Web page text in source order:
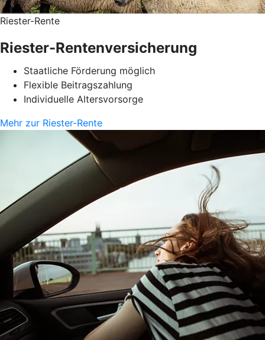
Riester-Rente
Riester-Rentenversicherung
Staatliche Förderung möglich
Flexible Beitragszahlung
Individuelle Altersvorsorge
Mehr zur Riester-Rente